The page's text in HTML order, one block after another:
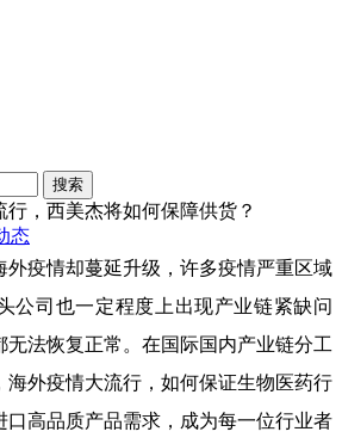
，西美杰将如何保障供货？
态
外疫情却蔓延升级，许多疫情严重区域
公司也一定程度上出现产业链紧缺问
无法恢复正常。在国际国内产业链分工
海外疫情大流行，如何保证生物医药行
口高品质产品需求，成为每一位行业者